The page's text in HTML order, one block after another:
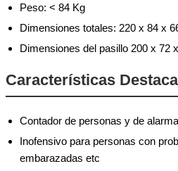
Peso: < 84 Kg
Dimensiones totales: 220 x 84 x
Dimensiones del pasillo 200 x 72
Características
Contador de personas y de
Inofensivo para personas con
embarazadas etc